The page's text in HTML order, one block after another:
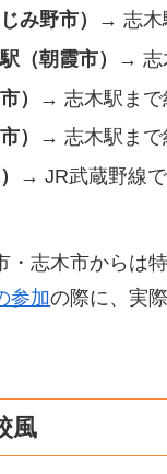
み野市）
→ 志木
（朝霞市）
→ 志
）
→ 志木駅まで
）
→ 志木駅まで
→ JR武蔵野線
・志木市からは
参加の際に、実
風